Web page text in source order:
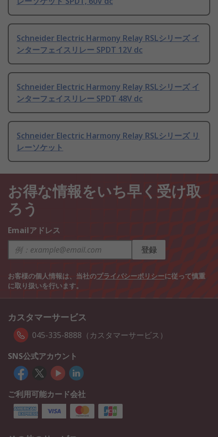
Schneider Electric Harmony Relay RSLシリーズ イ
ンターフェイスリレー SPDT 12V dc
Schneider Electric Harmony Relay RSLシリーズ イ
ンターフェイスリレー SPDT 48V dc
Schneider Electric Harmony Relay RSLシリーズ リ
レーソケット
お得な情報をいち早く受け取
ろう
Emailアドレス
登録
お客様の個人情報は、当社のプライバシーポリシーに従って慎重
に取り扱いを行います。
カスタマーサービス
045-335-8888（カスタマーサービス）
SNS公式アカウント
ご利用可能カード会社